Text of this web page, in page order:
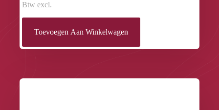
Btw excl.
Toevoegen Aan Winkelwagen